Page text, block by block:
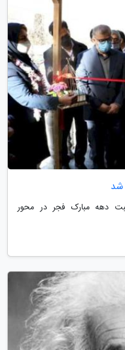
شد
دهه مبارک فجر در محور